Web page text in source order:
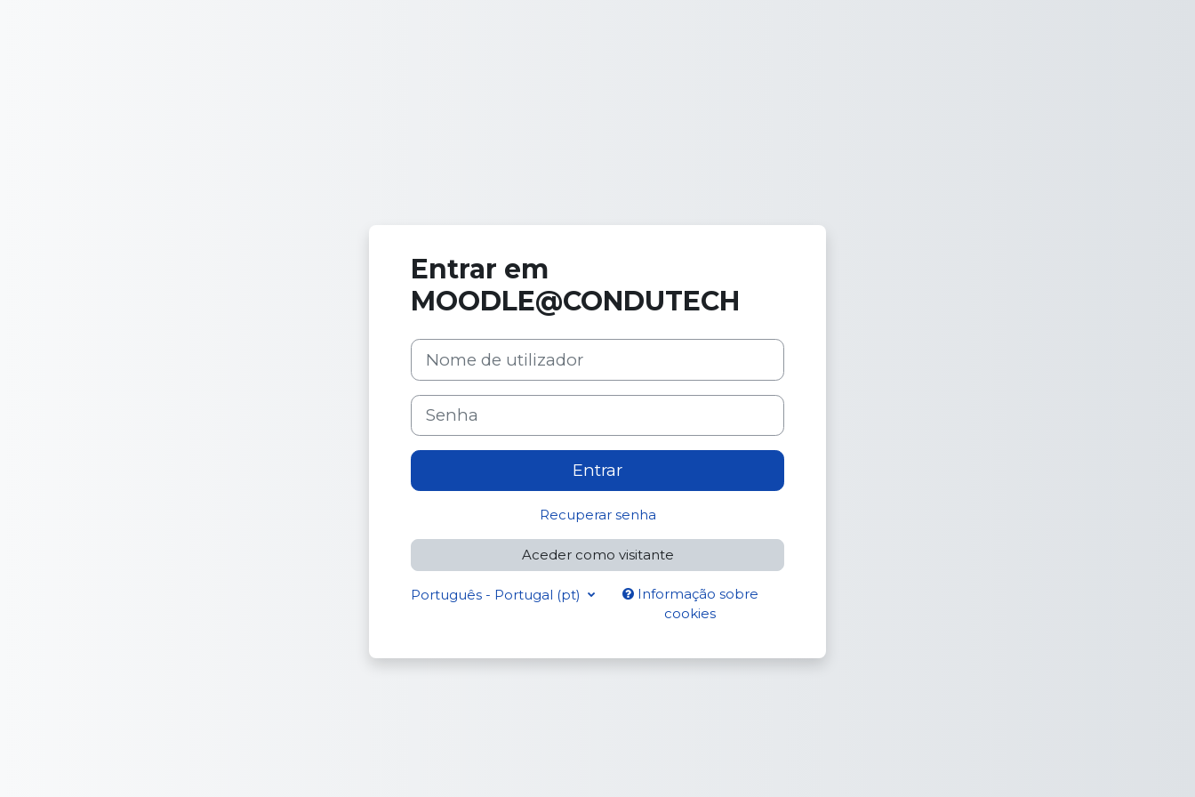
Entrar em
MOODLE@CONDUTECH
Nome de utilizador
Senha
Entrar
Recuperar senha
Aceder como visitante
Português - Portugal ‎(pt)‎
Informação sobre
cookies